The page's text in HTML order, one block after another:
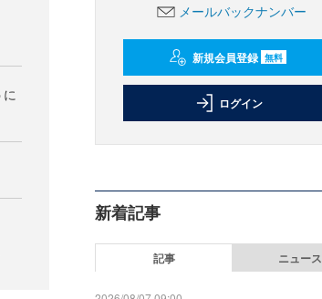
メールバックナンバー
新規会員登録 無料
ログイン
新着記事
記事 ニュース